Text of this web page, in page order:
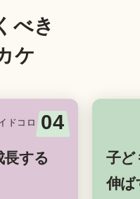
べき
ケ
ドコロ 04
する
子ど
伸ば